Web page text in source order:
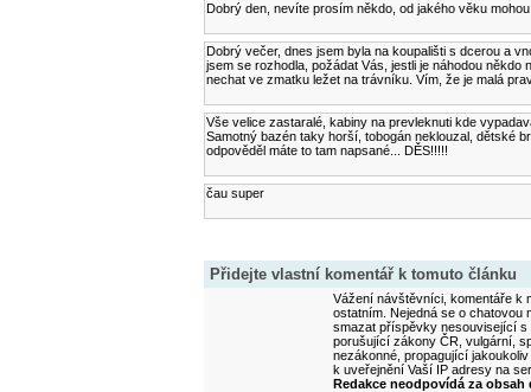
Dobrý den, nevíte prosím někdo, od jakého věku
Dobrý večer, dnes jsem byla na koupališti s dcerou a
jsem se rozhodla, požádat Vás, jestli je náhodou
nechat ve zmatku ležet na trávníku. Vím, že je malá
Vše velice zastaralé, kabiny na prevleknuti kde
Samotný bazén taky horší, tobogán neklouzal, dětské
odpověděl máte to tam napsané... DĚS!!!!!
čau super
Přidejte vlastní komentář k tomuto článku
Vážení návštěvníci, komentáře k
ostatním. Nejedná se o
smazat příspěvky nesouvisející
porušující zákony ČR, vulgární,
nezákonné, propagující
k uveřejnění Vaší IP adresy na
Redakce neodpovídá za